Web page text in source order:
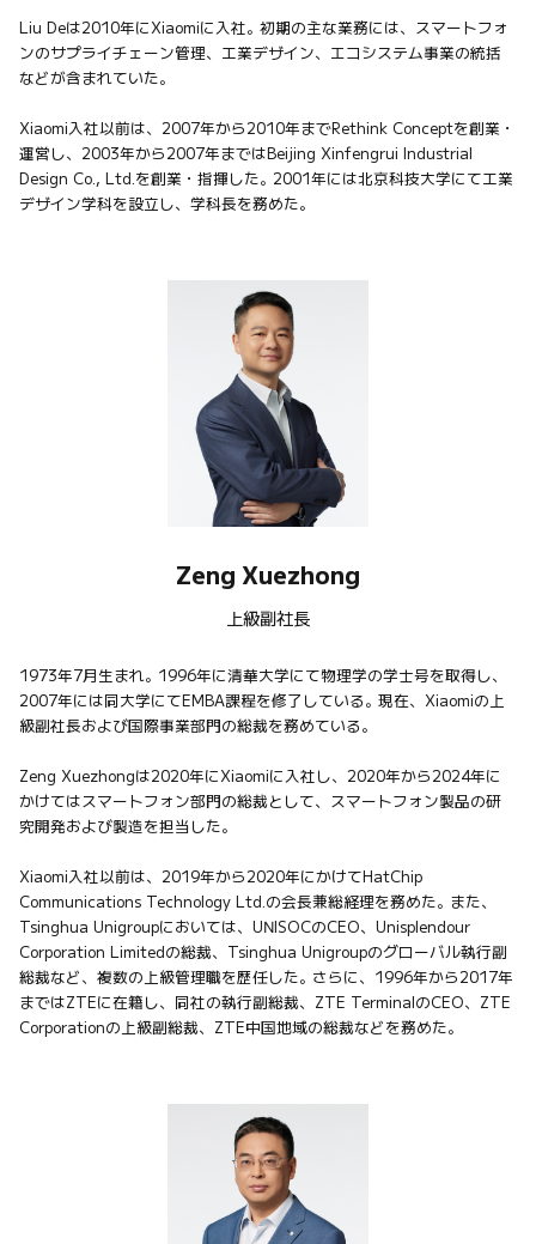
Liu Deは2010年にXiaomiに入社。初期の主な業務には、スマートフォ
ンのサプライチェーン管理、工業デザイン、エコシステム事業の統括
などが含まれていた。
Xiaomi入社以前は、2007年から2010年までRethink Conceptを創業・
運営し、2003年から2007年まではBeijing Xinfengrui Industrial
Design Co., Ltd.を創業・指揮した。2001年には北京科技大学にて工業
デザイン学科を設立し、学科長を務めた。
Zeng Xuezhong
上級副社長
1973年7月生まれ。1996年に清華大学にて物理学の学士号を取得し、
2007年には同大学にてEMBA課程を修了している。現在、Xiaomiの上
級副社長および国際事業部門の総裁を務めている。
Zeng Xuezhongは2020年にXiaomiに入社し、2020年から2024年に
かけてはスマートフォン部門の総裁として、スマートフォン製品の研
究開発および製造を担当した。
Xiaomi入社以前は、2019年から2020年にかけてHatChip
Communications Technology Ltd.の会長兼総経理を務めた。また、
Tsinghua Unigroupにおいては、UNISOCのCEO、Unisplendour
Corporation Limitedの総裁、Tsinghua Unigroupのグローバル執行副
総裁など、複数の上級管理職を歴任した。さらに、1996年から2017年
まではZTEに在籍し、同社の執行副総裁、ZTE TerminalのCEO、ZTE
Corporationの上級副総裁、ZTE中国地域の総裁などを務めた。